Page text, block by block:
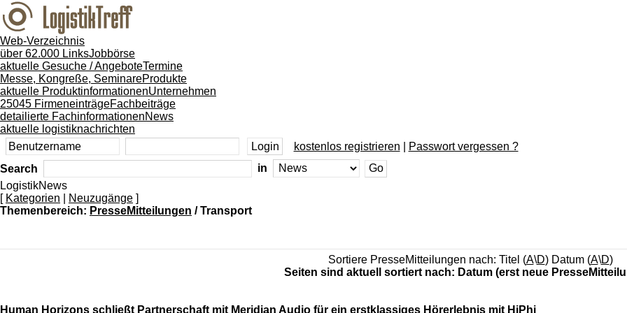
Web-Verzeichnis
über 62.000 LinksJobbörse
aktuelle Gesuche / AngeboteTermine
Messe, Kongreße, SeminareProdukte
aktuelle ProduktinformationenUnternehmen
25045 FirmeneinträgeFachbeiträge
detailierte FachinformationenNews
aktuelle logistiknachrichten
kostenlos registrieren
Passwort vergessen ?
Search
in
LogistikNews
[ Kategorien Neuzugänge ]
Themenbereich: PresseMitteilungen / Transport
Sortiere PresseMitteilungen nach: Titel (A\D) Datum (A\D)
Seiten sind aktuell sortiert nach: Datum (erst neue
Human Horizons schließt Partnerschaft mit Meridian Audio für ein erstklassiges Hörerlebnis mit HiPhi